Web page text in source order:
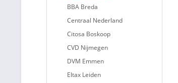
BBA Breda
Centraal Nederland
Citosa Boskoop
CVD Nijmegen
DVM Emmen
Eltax Leiden